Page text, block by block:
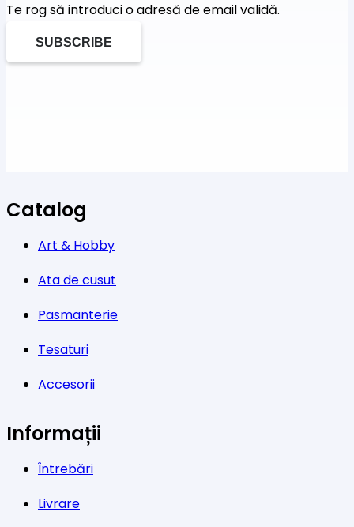
Te rog să introduci o adresă de email validă.
SUBSCRIBE
Catalog
Art & Hobby
Ata de cusut
Pasmanterie
Tesaturi
Accesorii
Informații
Întrebări
Livrare